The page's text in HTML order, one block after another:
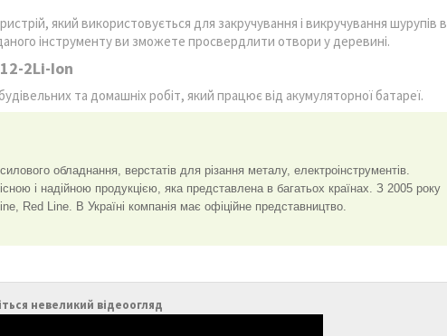
який використовується для закручування і викручування шурупів в
інструменту ви зможете просвердлити отвори у деревині.
2Li-Ion
та домашніх робіт, який працює від акумуляторної батареї.
обладнання, верстатів для різання металу, електроінструментів.
і надійною продукцією, яка представлена в багатьох країнах. З 2005 року
Red Line. В Україні компанія має офіційне представництво.
невеликий відеоогляд